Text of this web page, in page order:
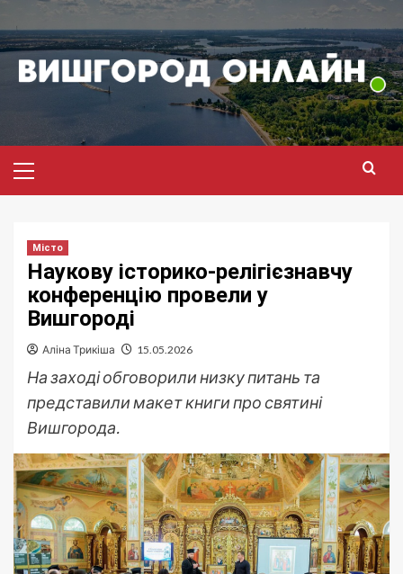
до
вмісту
меню
Місто
Наукову історико-релігієзнавчу
конференцію провели у
Вишгороді
Аліна Трикіша 15.05.2026
На заході обговорили низку питань та
представили макет книги про святині
Вишгорода.